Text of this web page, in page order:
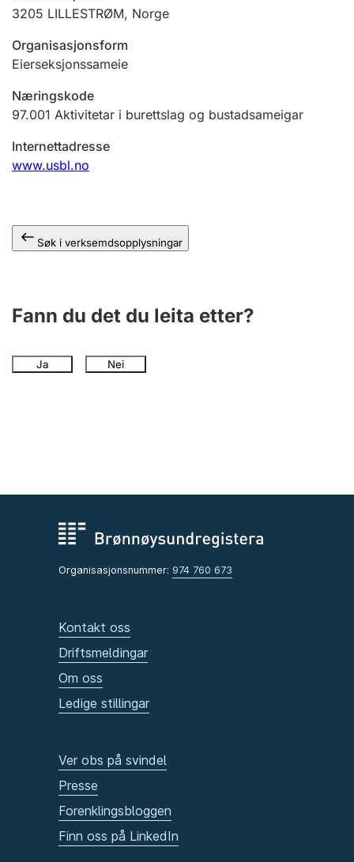
Ektepaktrettleiaren
Andre tema
3205 LILLESTRØM, Norge
Organisasjonsform
Eierseksjonssameie
Næringskode
97.001 Aktivitetar i burettslag og bustadsameigar
Internettadresse
www.usbl.no
Søk i verksemdsopplysningar
Fann du det du leita etter?
Ja Nei
Organisasjonsnummer: 974 760 673
Kontakt oss
Driftsmeldingar
Om oss
Ledige stillingar
Ver obs på svindel
Presse
Forenklingsbloggen
Finn oss på LinkedIn